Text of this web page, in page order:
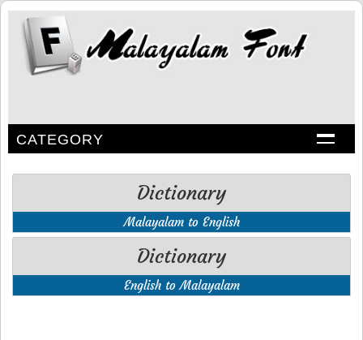
CATEGORY
Dictionary
Malayalam to English
Dictionary
English to Malayalam